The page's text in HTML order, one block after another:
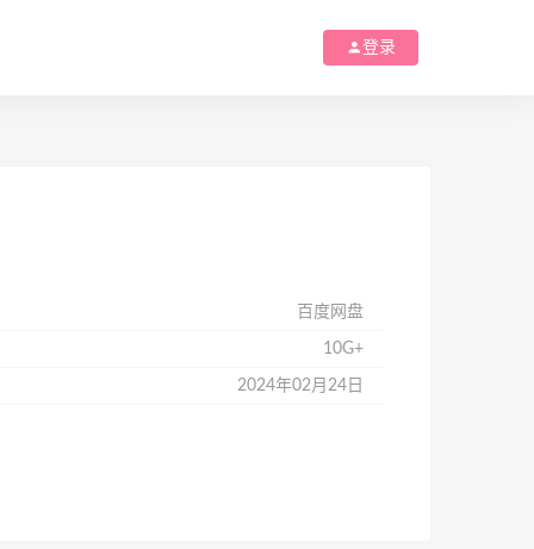
登录
百度网盘
10G+
2024年02月24日